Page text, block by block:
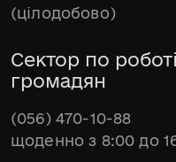
(цілодобово)
Сектор по
громадян
(056) 470-10-88
щоденно з 8:00 до